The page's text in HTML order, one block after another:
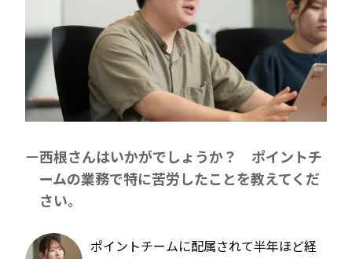
西根さんはいかがでしょうか？ ポイントチ
ームの業務で特に苦労したことを教えてくだ
さい。
ポイントチームに配属されて半年ほど経